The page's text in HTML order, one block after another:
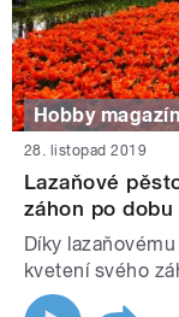
Hobby magazín
28. listopad 2019
Lazaňové
záhon po
Díky
kvetení svého